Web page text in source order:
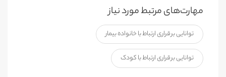
مهارت‌های مرتبط مورد نیاز
توانایی برقراری ارتباط با خانواده بیمار
توانایی برقراری ارتباط با کودک